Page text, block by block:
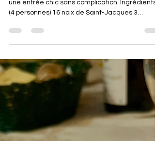
Saint-Jacques grillées sur fondue
de vanille
une entrée chic sans complication. Ingrédients :
(4 personnes) 16 noix de Saint-Jacques 3
poireaux 20 cl de crème liquide 20 g de beurre
c. à soupe d’huile ½ orange (zeste + un peu de
jus) ½ citron (zeste) 1 pincée de vanille en
(ou ½ gousse de vanille) Sel, poivre 1 - Laver et
émincer finement les poireaux. 2 - Dans une
poêle ou une casserole, faire fondre le beurre à